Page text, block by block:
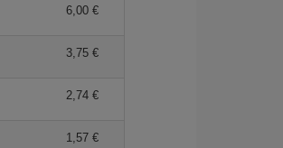
6,00
3,75
2,74
1,57